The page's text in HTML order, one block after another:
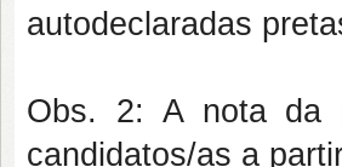
autodeclaradas
Obs. 2: A nota da
candidatos/as a